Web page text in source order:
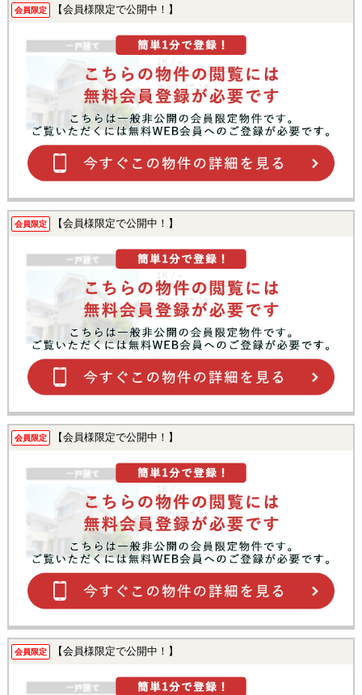
会員限定 【会員様限定で公開中！】
会員限定 【会員様限定で公開中！】
会員限定 【会員様限定で公開中！】
会員限定 【会員様限定で公開中！】